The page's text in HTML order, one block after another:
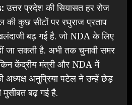
उत्तर प्रदेश की सियासत हर रोज
की कुछ सीटों पर रघुराज प्रताप
बढ़ गई है. जो NDA के लिए
जा सकती है. अभी तक चुनावी समर
केंद्रीय मंत्री और NDA में
अध्यक्ष अनुप्रिया पटेल ने उन्हें छेड़
बढ़ गई है.